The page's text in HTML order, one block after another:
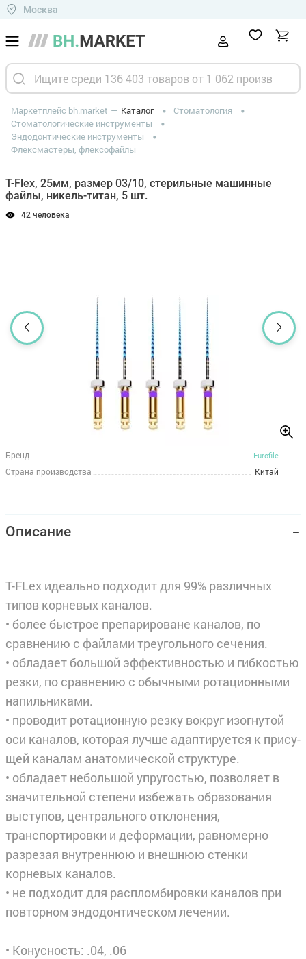
Москва
Маркетплейс bh.market Каталог
Стоматология
Стоматологические инструменты
Эндодонтические инструменты
Флексмастеры, флексофайлы
T-Flex, 25мм, размер 03/10, стерильные машинные
файлы, никель-титан, 5 шт.
42 человека
Бренд Eurofile
Страна производства Китай
Описание
T-FLex идеально подходит для 99% различных
типов корневых каналов.
• более быстрое препарироване каналов, по
сравнению с файлами треугольного сечения.
• обладает большой эффективностью и гибкостью
резки, по сравнению с обычными ротационными
напильниками.
• проводит ротационную резку вокруг изогнутой
оси каналов, которая лучше адаптируется к прису­
щей каналам анатомической структуре.
• обладает небольшой упругостью, позволяет в
значительной степени избежать образования
высту­пов, центрального отклонения,
транспортировки и деформации, равномерно
разрезая внутреннюю и внешнюю стенки
корневых каналов.
• не подходит для распломбировки каналов при
повторном эндодонтическом лечении.
• Конусность: .04, .06